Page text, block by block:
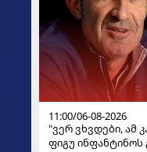
11:00/06-08-2026
"ვერ ვხვდები, ამ
ფიგუ